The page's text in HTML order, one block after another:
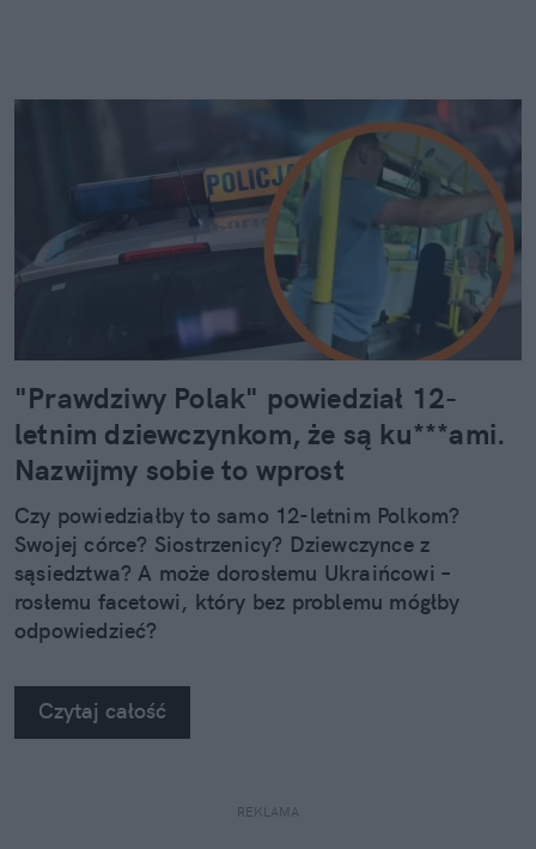
"Prawdziwy Polak" powiedział 12-
letnim dziewczynkom, że są ku***ami.
Nazwijmy sobie to wprost
Czy powiedziałby to samo 12-letnim Polkom?
Swojej córce? Siostrzenicy? Dziewczynce z
sąsiedztwa? A może dorosłemu Ukraińcowi –
rosłemu facetowi, który bez problemu mógłby
odpowiedzieć?
Czytaj całość
REKLAMA